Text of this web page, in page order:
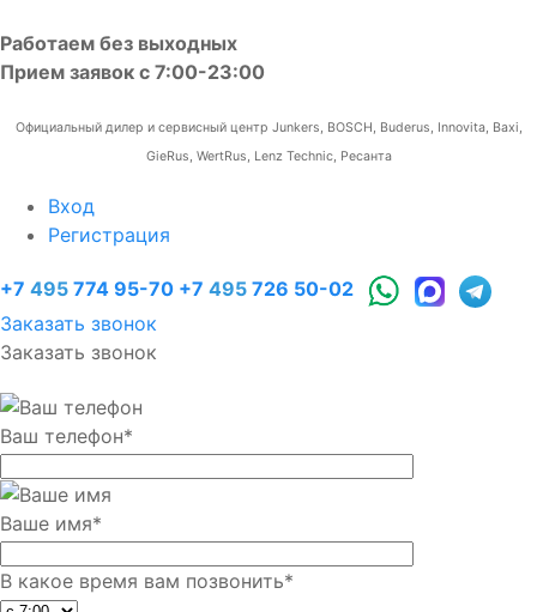
Работаем без выходных
Прием заявок с 7:00-23:00
Официальный дилер и сервисный центр Junkers, BOSCH, Buderus, Innovita, Baxi,
GieRus, WertRus, Lenz Technic, Ресанта
Вход
Регистрация
+7 495 774 95-70 +7 495 726 50-02
Заказать звонок
Заказать звонок
Ваш телефон*
Ваше имя*
В какое время вам позвонить*